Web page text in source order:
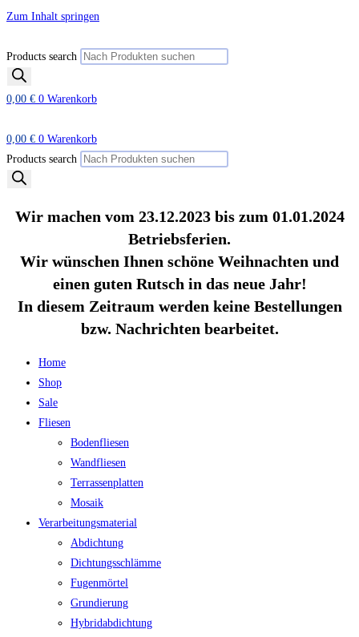
Zum Inhalt springen
Products search
0,00 € 0 Warenkorb
0,00 € 0 Warenkorb
Products search
Wir machen vom 23.12.2023 bis zum 01.01.2024
Betriebsferien.
Wir wünschen Ihnen schöne Weihnachten und
einen guten Rutsch in das neue Jahr!
In diesem Zeitraum werden keine Bestellungen
bzw. Nachrichten bearbeitet.
Home
Shop
Sale
Fliesen
Bodenfliesen
Wandfliesen
Terrassenplatten
Mosaik
Verarbeitungsmaterial
Abdichtung
Dichtungsschlämme
Fugenmörtel
Grundierung
Hybridabdichtung